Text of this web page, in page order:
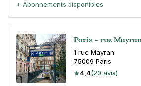
+ Abonnements disponibles
Paris - rue
1 rue Mayran
75009 Paris
4,4(20 avis)